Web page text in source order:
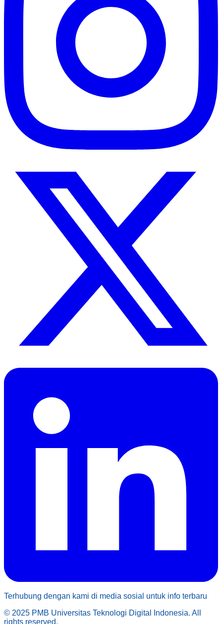
Terhubung dengan kami di media sosial untuk info terbaru
© 2025 PMB Universitas Teknologi Digital Indonesia. All
rights reserved.